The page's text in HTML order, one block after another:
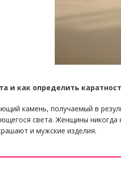
и как определить
камень, получаемый в
света. Женщины
и мужские изделия.